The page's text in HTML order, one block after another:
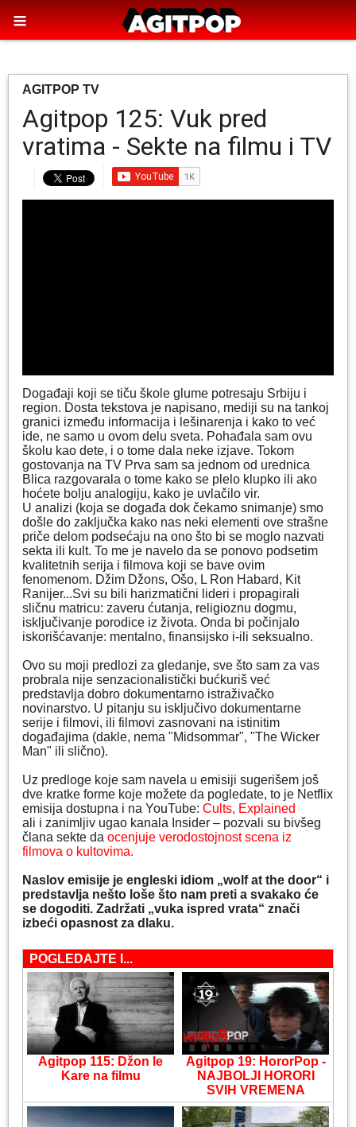
AGITPOP TV
Agitpop 125: Vuk pred
vratima - Sekte na filmu i TV
Događaji koji se tiču škole glume potresaju Srbiju i
region. Dosta tekstova je napisano, mediji su na tankoj
granici između informacija i lešinarenja i kako to već
ide, ne samo u ovom delu sveta. Pohađala sam ovu
školu kao dete, i o tome dala neke izjave. Tokom
gostovanja na TV Prva sam sa jednom od urednica
Blica razgovarala o tome kako se plelo klupko ili ako
hoćete bolju analogiju, kako je uvlačilo vir.
U analizi (koja se događa dok čekamo snimanje) smo
došle do zaključka kako nas neki elementi ove strašne
priče delom podsećaju na ono što bi se moglo nazvati
sekta ili kult. To me je navelo da se ponovo podsetim
kvalitetnih serija i filmova koji se bave ovim
fenomenom. Džim Džons, Ošo, L Ron Habard, Kit
Ranijer...Svi su bili harizmatični lideri i propagirali
sličnu matricu: zaveru ćutanja, religioznu dogmu,
isključivanje porodice iz života. Onda bi počinjalo
iskorišćavanje: mentalno, finansijsko i-ili seksualno.
Ovo su moji predlozi za gledanje, sve što sam za vas
probrala nije senzacionalistički bućkuriš već
predstavlja dobro dokumentarno istraživačko
novinarstvo. U pitanju su isključivo dokumentarne
serije i filmovi, ili filmovi zasnovani na istinitim
događajima (dakle, nema "Midsommar", "The Wicker
Man" ili slično).
Uz predloge koje sam navela u emisiji sugerišem još
dve kratke forme koje možete da pogledate, to je Netflix
emisija dostupna i na YouTube: Cults, Explained
ali i zanimljiv ugao kanala Insider – pozvali su bivšeg
člana sekte da ocenjuje verodostojnost scena iz
filmova o kultovima.
Naslov emisije je engleski idiom „wolf at the door“ i
predstavlja nešto loše što nam preti a svakako će
se dogoditi. Zadržati „vuka ispred vrata“ znači
izbeći opasnost za dlaku.
POGLEDAJTE I...
Agitpop 115: Džon le
Kare na filmu
Agitpop 19: HororPop -
NAJBOLJI HORORI
SVIH VREMENA